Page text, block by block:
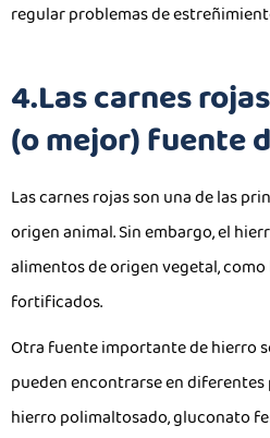
regular problemas de
4.Las carnes
(o mejor) fuente
Las carnes rojas son una de las
origen animal. Sin embargo, el
alimentos de origen vegetal,
fortificados.
Otra fuente importante de hierro
pueden encontrarse en
hierro polimaltosado, gluconato